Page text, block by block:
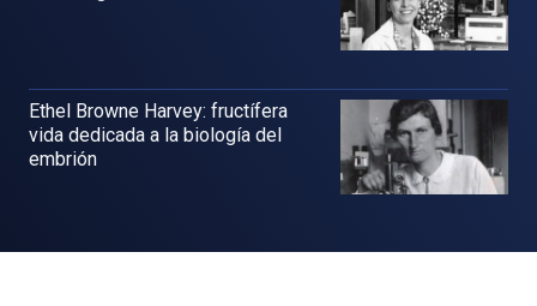
Ethel Browne Harvey: fructífera
vida dedicada a la biología del
embrión